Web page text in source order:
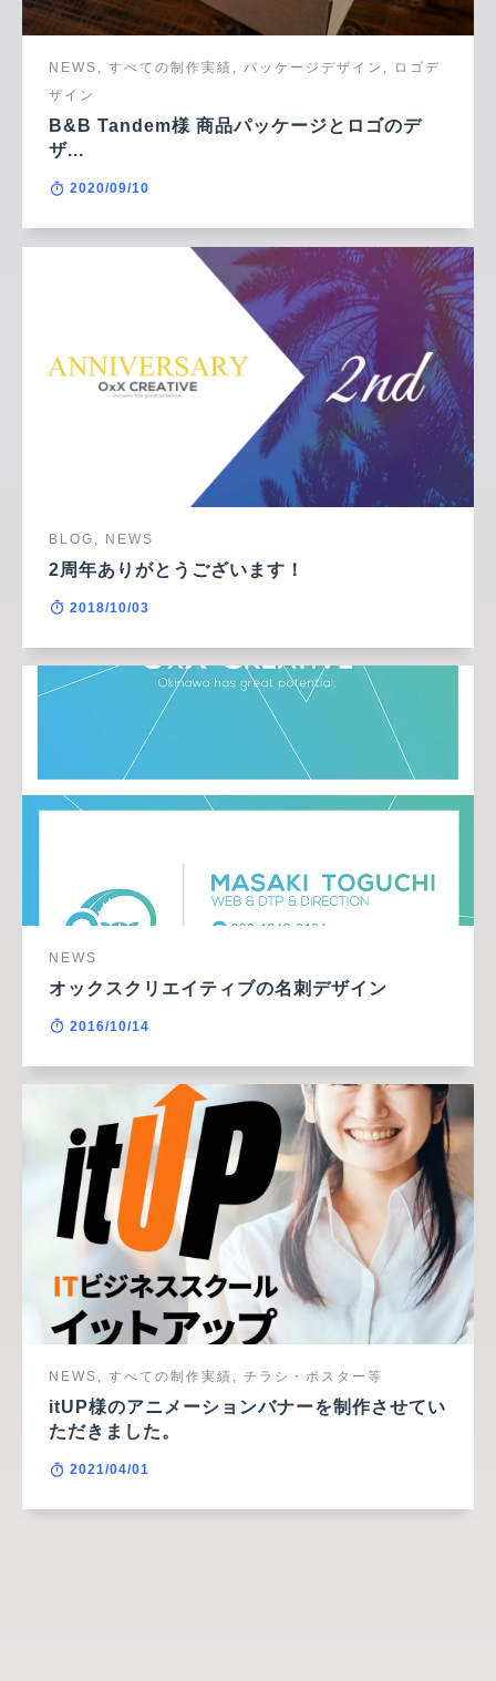
NEWS, すべての制作実績, パッケージデザイン, ロゴデ
ザイン
B&B Tandem様 商品パッケージとロゴのデ
ザ...
2020/09/10
BLOG, NEWS
2周年ありがとうございます！
2018/10/03
NEWS
オックスクリエイティブの名刺デザイン
2016/10/14
NEWS, すべての制作実績, チラシ・ポスター等
itUP様のアニメーションバナーを制作させてい
ただきました。
2021/04/01